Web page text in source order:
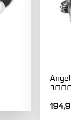
3000